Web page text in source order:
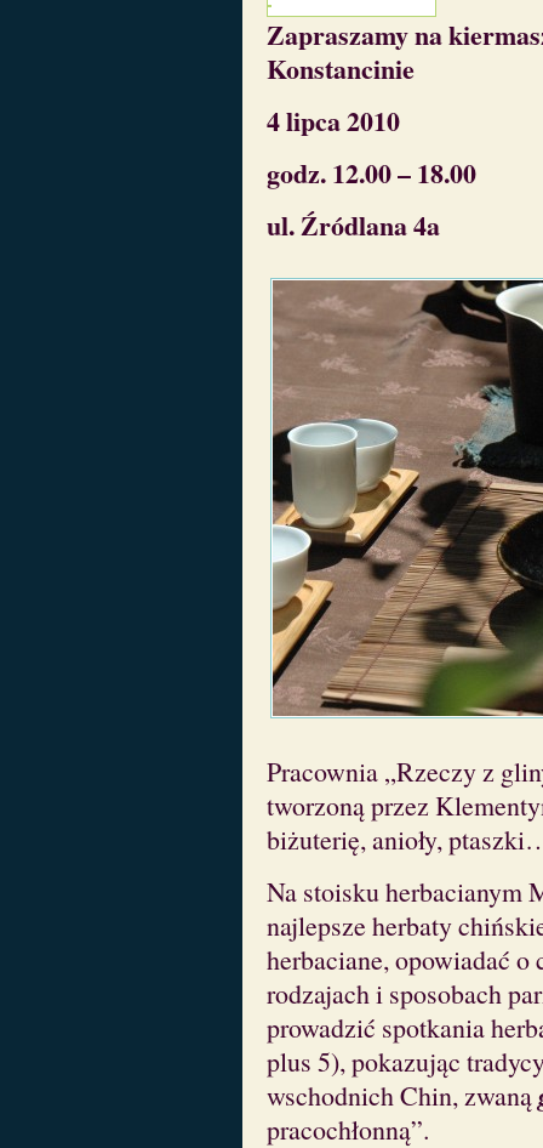
Zapraszamy na
Konstancinie
4 lipca 2010
godz. 12.00 – 18.00
ul. Źródlana 4a
Pracownia „Rzeczy z
tworzoną przez
biżuterię, anioły,
Na stoisku herbacianym
najlepsze herbaty
herbaciane, opowiadać
rodzajach i sposobach
prowadzić spotkania
plus 5), pokazując
wschodnich Chin, zwaną
pracochłonną”.